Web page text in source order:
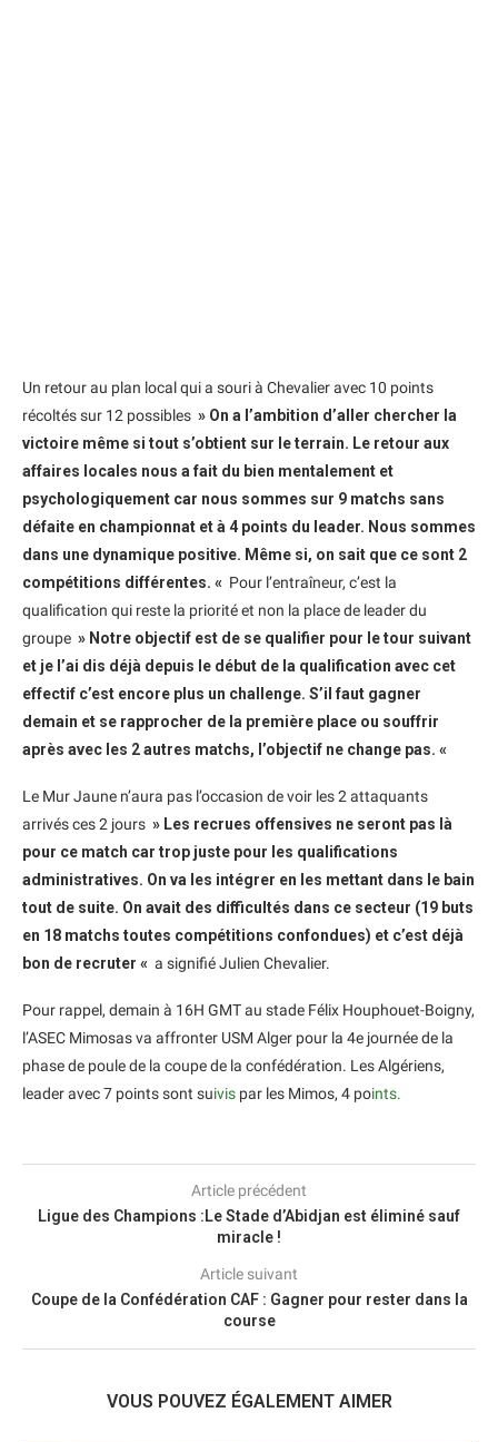
Un retour au plan local qui a souri à Chevalier avec 10 points
récoltés sur 12 possibles » On a l’ambition d’aller chercher la
victoire même si tout s’obtient sur le terrain. Le retour aux
affaires locales nous a fait du bien mentalement et
psychologiquement car nous sommes sur 9 matchs sans
défaite en championnat et à 4 points du leader. Nous sommes
dans une dynamique positive. Même si, on sait que ce sont 2
compétitions différentes. « Pour l’entraîneur, c’est la
qualification qui reste la priorité et non la place de leader du
groupe » Notre objectif est de se qualifier pour le tour suivant
et je l’ai dis déjà depuis le début de la qualification avec cet
effectif c’est encore plus un challenge. S’il faut gagner
demain et se rapprocher de la première place ou souffrir
après avec les 2 autres matchs, l’objectif ne change pas. «
Le Mur Jaune n’aura pas l’occasion de voir les 2 attaquants
arrivés ces 2 jours » Les recrues offensives ne seront pas là
pour ce match car trop juste pour les qualifications
administratives. On va les intégrer en les mettant dans le bain
tout de suite. On avait des difficultés dans ce secteur (19 buts
en 18 matchs toutes compétitions confondues) et c’est déjà
bon de recruter « a signifié Julien Chevalier.
Pour rappel, demain à 16H GMT au stade Félix Houphouet-Boigny,
l’ASEC Mimosas va affronter USM Alger pour la 4e journée de la
phase de poule de la coupe de la confédération. Les Algériens,
leader avec 7 points sont suivis par les Mimos, 4 points.
Article précédent
Ligue des Champions :Le Stade d’Abidjan est éliminé sauf
miracle !
Article suivant
Coupe de la Confédération CAF : Gagner pour rester dans la
course
VOUS POUVEZ ÉGALEMENT AIMER